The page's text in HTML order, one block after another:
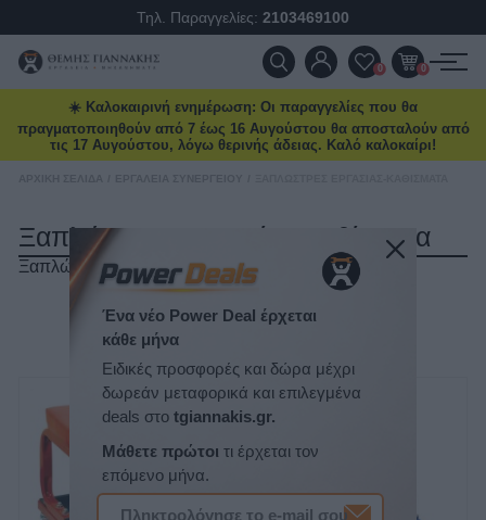
Τηλ. Παραγγελίες: 2103469100
ΠΡΟΪΌΝΤΑ
ΠΡΟΣΦΟΡΈΣ
ΕΠΙΚΟΙΝΩΝΊΑ
ΝΈΑ & ΆΡΘΡΑ
0 0
☀️ Καλοκαιρινή ενημέρωση: Οι παραγγελίες που θα
πραγματοποιηθούν από 7 έως 16 Αυγούστου θα αποσταλούν από
τις 17 Αυγούστου, λόγω θερινής άδειας. Καλό καλοκαίρι!
Ξαπλώστρες Εργασίας-Καθίσματα
Ξαπλώστρες Εργασίας-Καθίσματα
ΕΜΦΆΝΙΣΗ
Ένα νέο Power Deal έρχεται
κάθε μήνα
Ειδικές προσφορές και δώρα μέχρι
δωρεάν μεταφορικά και επιλεγμένα
deals στο tgiannakis.gr.
Μάθετε πρώτοι τι έρχεται τον
επόμενο μήνα.